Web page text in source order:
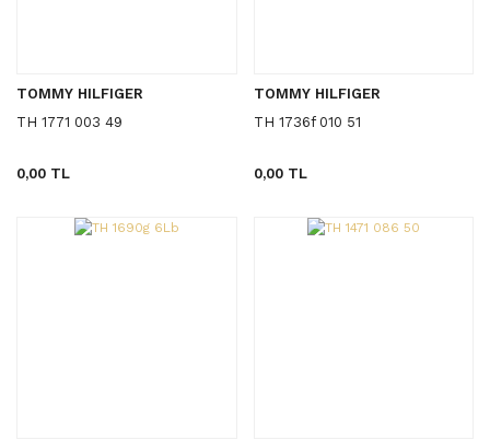
TOMMY HILFIGER
TH 1771 003 49
0,00 TL
TOMMY HILFIGER
TH 1736f 010 51
0,00 TL